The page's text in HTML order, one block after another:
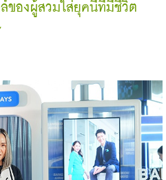
ของผู้สวมใส่ยุคนี้ที่มีชีวิต